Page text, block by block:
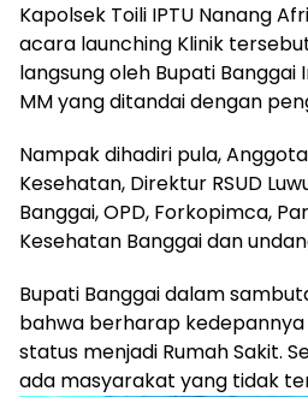
Kapolsek Toili IPTU Nanang
acara launching Klinik
langsung oleh Bupati Banggai
MM yang ditandai dengan
Nampak dihadiri pula, Anggota
Kesehatan, Direktur RSUD
Banggai, OPD, Forkopimca,
Kesehatan Banggai dan
Bupati Banggai dalam
bahwa berharap kedepannya
status menjadi Rumah Sakit.
ada masyarakat yang tidak